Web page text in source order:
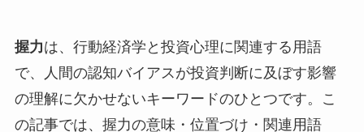
握力は、行動経済学と投資心理に関連する用語
で、人間の認知バイアスが投資判断に及ぼす影響
の理解に欠かせないキーワードのひとつです。こ
の記事では、握力の意味・位置づけ・関連用語